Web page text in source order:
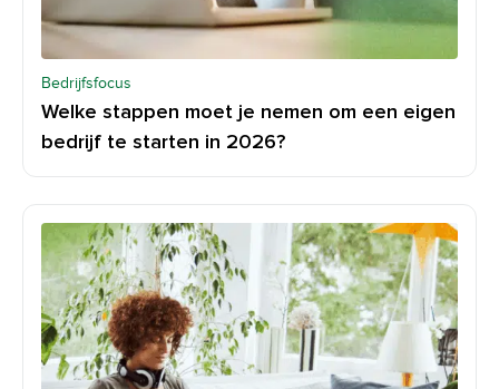
Bedrijfsfocus
Welke stappen moet je nemen om een eigen
bedrijf te starten in 2026?